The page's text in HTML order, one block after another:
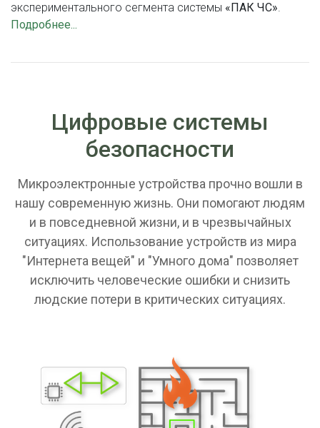
экспериментального сегмента системы «ПАК ЧС».
Подробнее...
Цифровые системы
безопасности
Микроэлектронные устройства прочно вошли в
нашу современную жизнь. Они помогают людям
и в повседневной жизни, и в чрезвычайных
ситуациях. Использование устройств из мира
"Интернета вещей" и "Умного дома" позволяет
исключить человеческие ошибки и снизить
людские потери в критических ситуациях.